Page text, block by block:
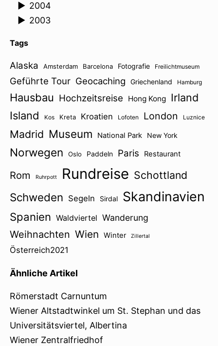
► 2004
► 2003
Tags
Alaska Amsterdam Barcelona Fotografie Freilichtmuseum
Geführte Tour Geocaching Griechenland Hamburg
Hausbau Hochzeitsreise Hong Kong Irland
Island
Kos Kreta Kroatien Lofoten London Luznice
Madrid Museum National Park New York
Norwegen Oslo Paddeln Paris Restaurant
Rom Ruhrpott Rundreise Schottland
Schweden Segeln Sirdal Skandinavien
Spanien Waldviertel Wanderung
Weihnachten Wien Winter Zillertal
Österreich2021
Ähnliche Artikel
Römerstadt Carnuntum
Wiener Altstadtwinkel um St. Stephan und das
Universitätsviertel, Albertina
Wiener Zentralfriedhof